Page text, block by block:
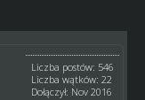
Liczba postów: 546
Liczba wątków: 22
Dołączył: Nov 2016